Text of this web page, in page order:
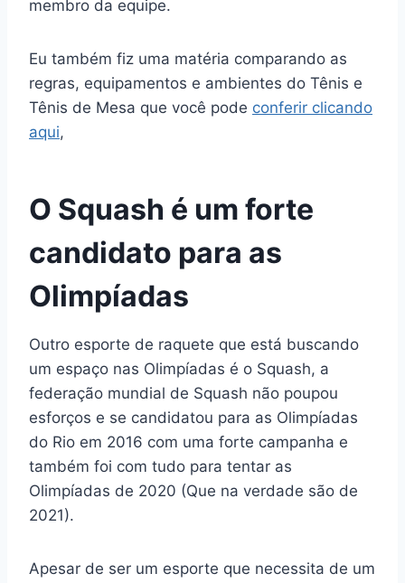
membro da equipe.
Eu também fiz uma matéria comparando as
regras, equipamentos e ambientes do Tênis e
Tênis de Mesa que você pode conferir clicando
aqui,
O Squash é um forte
candidato para as
Olimpíadas
Outro esporte de raquete que está buscando
um espaço nas Olimpíadas é o Squash, a
federação mundial de Squash não poupou
esforços e se candidatou para as Olimpíadas
do Rio em 2016 com uma forte campanha e
também foi com tudo para tentar as
Olimpíadas de 2020 (Que na verdade são de
2021).
Apesar de ser um esporte que necessita de um